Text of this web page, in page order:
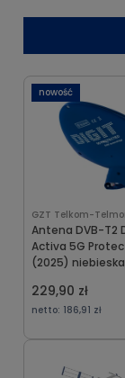
GZT Telkom-
Antena DVB-T2
Activa 5G
(2025) niebieska
229,90 zł
netto: 186,91 zł
nowość